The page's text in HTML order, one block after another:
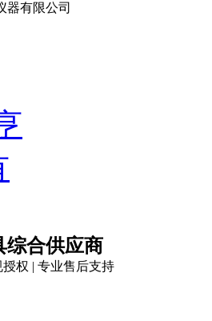
器有限公司
综合供应商
权 | 专业售后支持